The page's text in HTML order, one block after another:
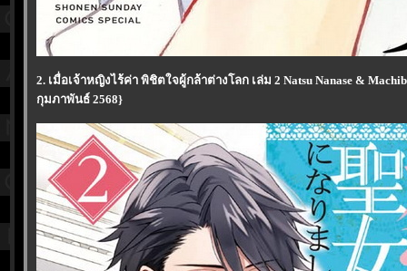
2. เมื่อเจ้าหญิงไร้ค่า พิชิตใจผู้กล้าต่างโลก เล่ม 2 Natsu Nanase &
กุมภาพันธ์ 2568}